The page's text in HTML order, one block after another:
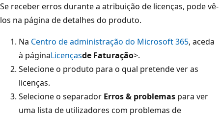
Se receber erros durante a atribuição de licenças, pode vê-
los na página de detalhes do produto.
Na Centro de administração do Microsoft 365, aceda
à páginaLicençasde Faturação>.
Selecione o produto para o qual pretende ver as
licenças.
Selecione o separador Erros & problemas para ver
uma lista de utilizadores com problemas de